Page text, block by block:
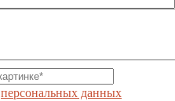
персональных данных